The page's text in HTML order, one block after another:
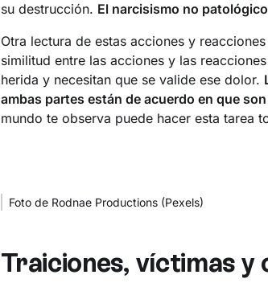
su destrucción. El narcisismo no
Otra lectura de estas acciones y
similitud entre las acciones y las
herida y necesitan que se valide ese dolor.
ambas partes están de acuerdo en que
mundo te observa puede hacer esta tarea
Foto de Rodnae Productions (Pexels)
Traiciones, víctimas y